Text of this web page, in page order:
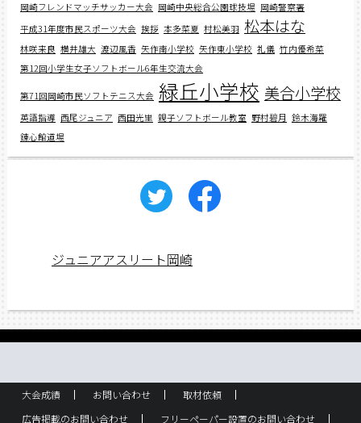
岡崎フレンドマッチサッカー大会 岡崎中央総合公園球技場 岡崎警察署
平成31年度市民スポーツ大会 挨拶 本多菜夏 村松美羽 松本はな
林咲来良 横井雄大 渡辺風香 矢作南小学校 矢作東小学校 礼儀 竹内優希菜
第12回小学生女子ソフトボール6年生交流大会
第71回岡崎市民ソフトテニス大会 緑丘小学校 美合小学校
英語指導 西尾ジュニア 西田光里 親子ソフトボール教室 野村碧月 鈴木海羅
錬心館道場
ジュニアアスリート岡崎
大会成績 お問い合わせ
取材依頼
広告掲載のお問い合わせ
フリーペーパー設置のお問い合わせ